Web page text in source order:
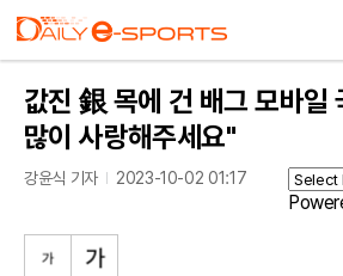
값진 銀 목에 건 배그 모바일
많이 사랑해주세요"
강윤식 기자 2023-10-02 01:17